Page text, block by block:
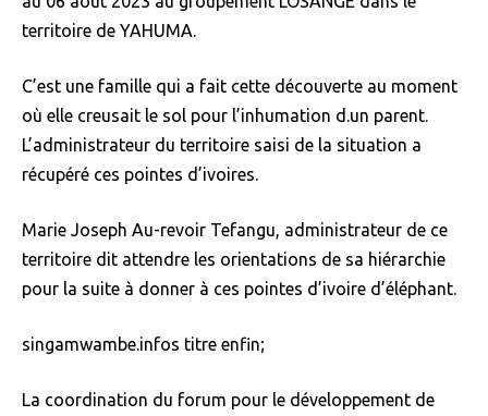
territoire de YAHUMA.
C’est une famille qui a fait cette découverte au moment
où elle creusait le sol pour l’inhumation d.un parent.
L’administrateur du territoire saisi de la situation a
récupéré ces pointes d’ivoires.
Marie Joseph Au-revoir Tefangu, administrateur de ce
territoire dit attendre les orientations de sa hiérarchie
pour la suite à donner à ces pointes d’ivoire d’éléphant.
singamwambe.infos titre enfin;
La coordination du forum pour le développement de